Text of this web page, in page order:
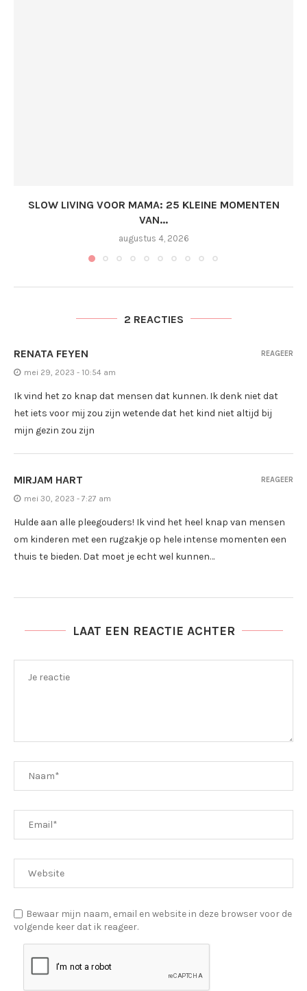
SLOW LIVING VOOR MAMA: 25 KLEINE MOMENTEN
VAN...
augustus 4, 2026
2 REACTIES
RENATA FEYEN
mei 29, 2023 - 10:54 am
Ik vind het zo knap dat mensen dat kunnen. Ik denk niet dat
het iets voor mij zou zijn wetende dat het kind niet altijd bij
mijn gezin zou zijn
REAGEER
MIRJAM HART
mei 30, 2023 - 7:27 am
Hulde aan alle pleegouders! Ik vind het heel knap van mensen
om kinderen met een rugzakje op hele intense momenten een
thuis te bieden. Dat moet je echt wel kunnen…
REAGEER
LAAT EEN REACTIE ACHTER
Bewaar mijn naam, email en website in deze browser voor de
volgende keer dat ik reageer.